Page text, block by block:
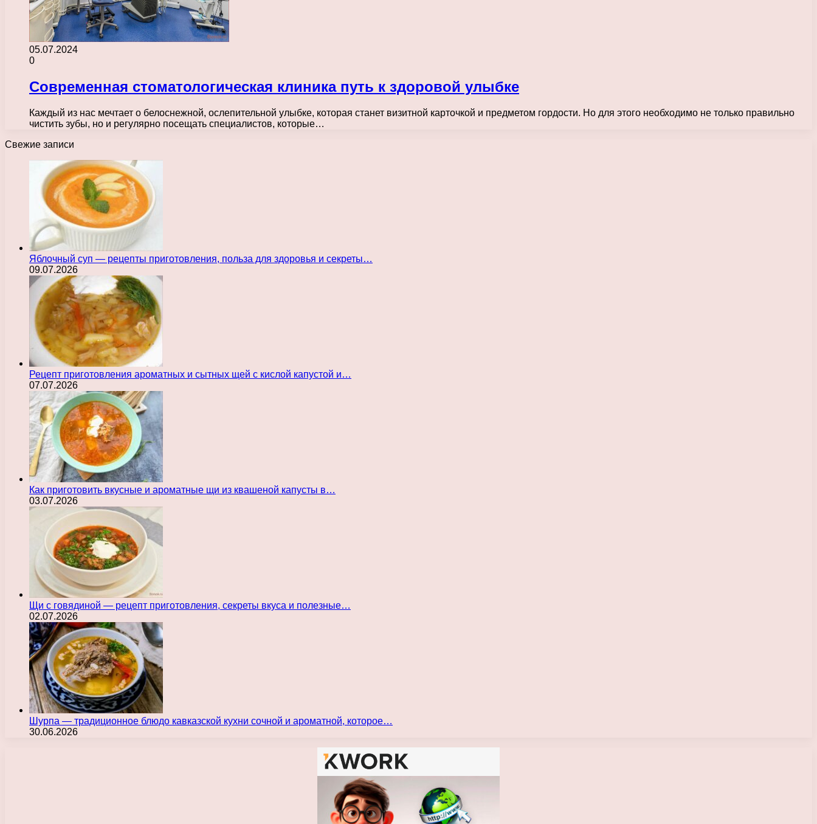
05.07.2024
0
Современная стоматологическая клиника путь к здоровой улыбке
Каждый из нас мечтает о белоснежной, ослепительной улыбке, которая станет визитной карточкой и предметом гордости. Но для этого необходимо не только правильно
чистить зубы, но и регулярно посещать специалистов, которые…
Свежие записи
Яблочный суп — рецепты приготовления, польза для здоровья и секреты…
09.07.2026
Рецепт приготовления ароматных и сытных щей с кислой капустой и…
07.07.2026
Как приготовить вкусные и ароматные щи из квашеной капусты в…
03.07.2026
Щи с говядиной — рецепт приготовления, секреты вкуса и полезные…
02.07.2026
Шурпа — традиционное блюдо кавказской кухни сочной и ароматной, которое…
30.06.2026